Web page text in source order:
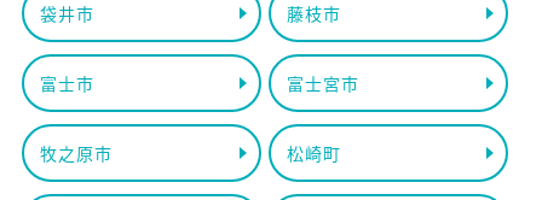
袋井市 藤枝市
富士市 富士宮市
牧之原市 松崎町